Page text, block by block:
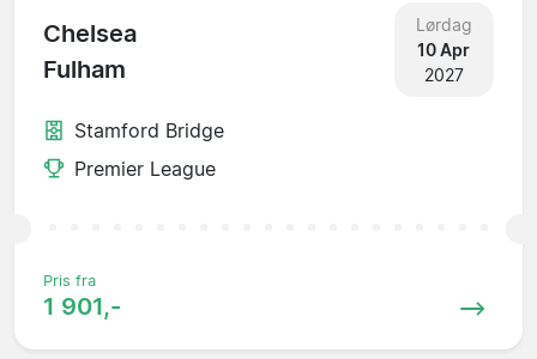
Chelsea
Fulham
Lørdag
10 Apr
2027
Stamford Bridge
Premier League
Pris fra
1 901,-